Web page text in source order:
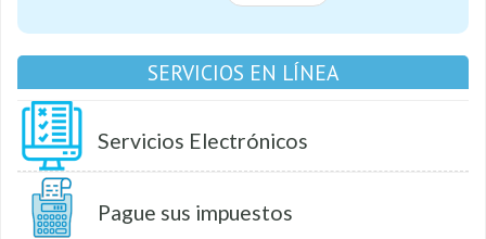
SERVICIOS EN LÍNEA
Servicios Electrónicos
Pague sus impuestos